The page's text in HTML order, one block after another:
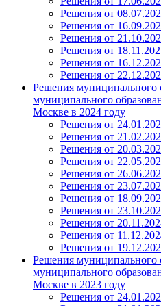
Решения от
Решения от
Решения от
Решения от
Решения от
Решения от
Решения муниципального
муниципального
Москве в 2024 году
Решения от
Решения от
Решения от
Решения от
Решения от
Решения от
Решения от
Решения от
Решения от
Решения от
Решения от
Решения муниципального
муниципального
Москве в 2023 году
Решения от